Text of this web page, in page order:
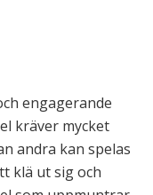
engagerande
kräver mycket
andra kan spelas
klä ut sig och